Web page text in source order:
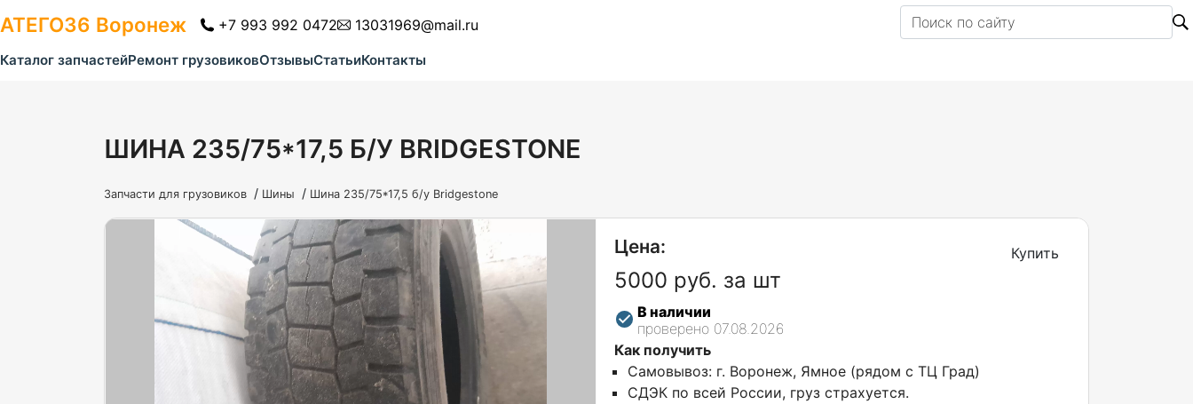
АТЕГО36 Воронеж +7 993 992 0472 13031969@mail.ru
Каталог запчастейРемонт грузовиковОтзывыСтатьиКонтакты
ШИНА 235/75*17,5 Б/У BRIDGESTONE
Запчасти для грузовиков / Шины / Шина 235/75*17,5 б/у Bridgestone
Цена:
5000 руб. за шт
В наличии
проверено 07.08.2026
Купить
Как получить
Самовывоз: г. Воронеж, Ямное (рядом с ТЦ Град)
СДЭК по всей России, груз страхуется.